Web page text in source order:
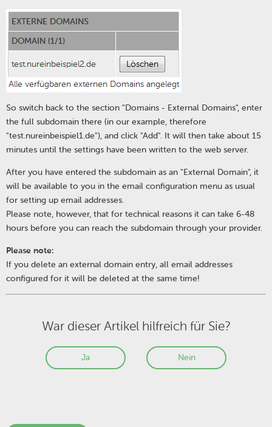
So switch back to the section "Domains - External Domains", enter
the full subdomain there (in our example, therefore
"test.nureinbeispiel1.de"), and click "Add". It will then take about 15
minutes until the settings have been written to the web server.
After you have entered the subdomain as an "External Domain", it
will be available to you in the email configuration menu as usual
for setting up email addresses.
Please note, however, that for technical reasons it can take 6-48
hours before you can reach the subdomain through your provider.
Please note:
If you delete an external domain entry, all email addresses
configured for it will be deleted at the same time!
War dieser Artikel hilfreich für Sie?
Ja Nein